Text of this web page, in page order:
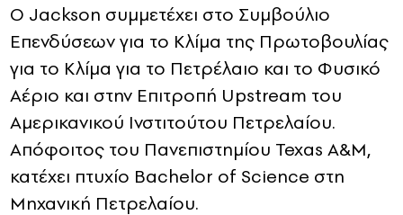
Ο Jackson συμμετέχει στο Συμβούλιο
Επενδύσεων για το Κλίμα της Πρωτοβουλίας
για το Κλίμα για το Πετρέλαιο και το Φυσικό
Αέριο και στην Επιτροπή Upstream του
Αμερικανικού Ινστιτούτου Πετρελαίου.
Απόφοιτος του Πανεπιστημίου Texas A&M,
κατέχει πτυχίο Bachelor of Science στη
Μηχανική Πετρελαίου.